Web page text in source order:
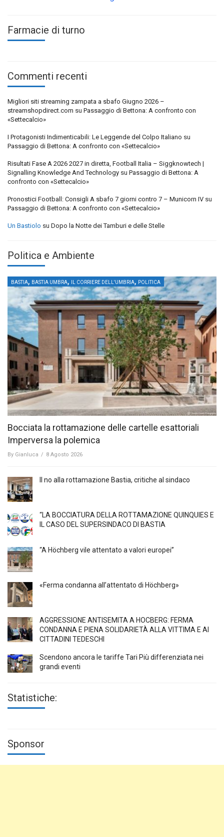
Farmacie di turno
Commenti recenti
Migliori siti streaming zampata a sbafo Giugno 2026 –
streamshopdirect.com su Passaggio di Bettona: A confronto con
«Settecalcio»
I Protagonisti Indimenticabili: Le Leggende del Colpo Italiano su
Passaggio di Bettona: A confronto con «Settecalcio»
Risultati Fase A 2026 2027 in diretta, Football Italia – Siggknowtech |
Signalling Knowledge And Technology su Passaggio di Bettona: A
confronto con «Settecalcio»
Pronostici Football: Consigli A sbafo 7 giorni contro 7 – Municorn IV su
Passaggio di Bettona: A confronto con «Settecalcio»
Un Bastiolo su Dopo la Notte dei Tamburi e delle Stelle
Politica e Ambiente
BASTIA, BASTIA UMBRA, IL CORRIERE DELL'UMBRIA, POLITICA
Bocciata la rottamazione delle cartelle esattoriali
Imperversa la polemica
By Gianluca / 8 Agosto 2026
Il no alla rottamazione Bastia, critiche al sindaco
“LA BOCCIATURA DELLA ROTTAMAZIONE QUINQUIES E
IL CASO DEL SUPERSINDACO DI BASTIA
“A Höchberg vile attentato a valori europei”
«Ferma condanna all’attentato di Höchberg»
AGGRESSIONE ANTISEMITA A HÖCBERG: FERMA
CONDANNA E PIENA SOLIDARIETÀ ALLA VITTIMA E AI
CITTADINI TEDESCHI
Scendono ancora le tariffe Tari Più differenziata nei
grandi eventi
Statistiche:
Sponsor